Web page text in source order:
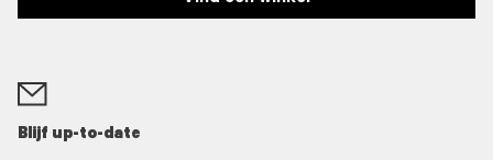
Blijf up-to-date